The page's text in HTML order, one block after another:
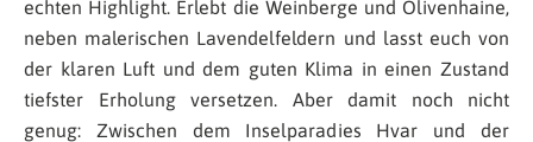
echten Highlight. Erlebt die Weinberge und Olivenhaine,
neben malerischen Lavendelfeldern und lasst euch von
der klaren Luft und dem guten Klima in einen Zustand
tiefster Erholung versetzen. Aber damit noch nicht
genug: Zwischen dem Inselparadies Hvar und der